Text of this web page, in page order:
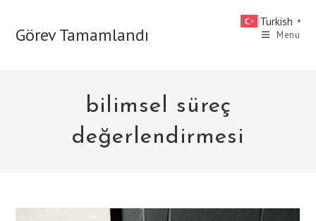
contentGörev Tamamlandı Menu
bilimsel süreç
değerlendirmesi
Turkish ▼